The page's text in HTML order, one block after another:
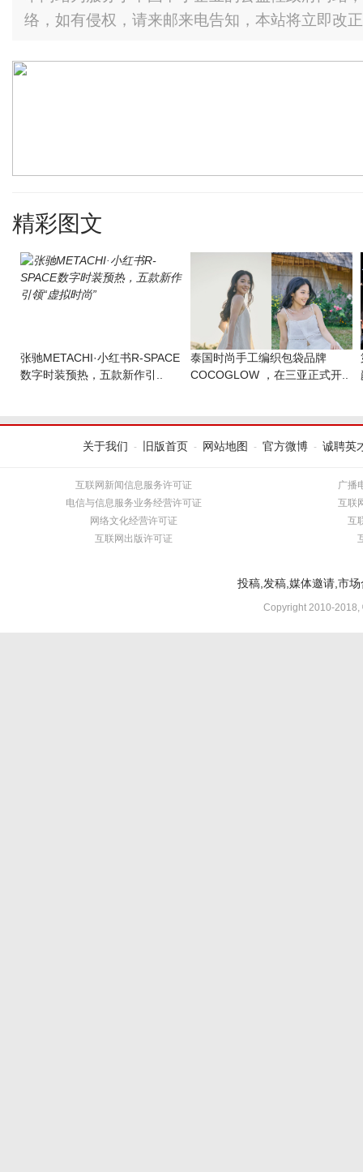
络，如有侵权，请来邮来电告知，本站将立即改
精彩图文
张驰METACHI·小红书R-SPACE
数字时装预热，五款新作引..
​泰国时尚手工编织包袋品牌
COCOGLOW ，在三亚正式开..
关于我们 - 旧版首页 - 网站地图 - 官方微博 - 诚聘英
互联网新闻信息服务许可证
电信与信息服务业务经营许可证
网络文化经营许可证
互联网出版许可证
广播
互联
互
投稿,发稿,媒体邀请,市
Copyright 2010-2018,